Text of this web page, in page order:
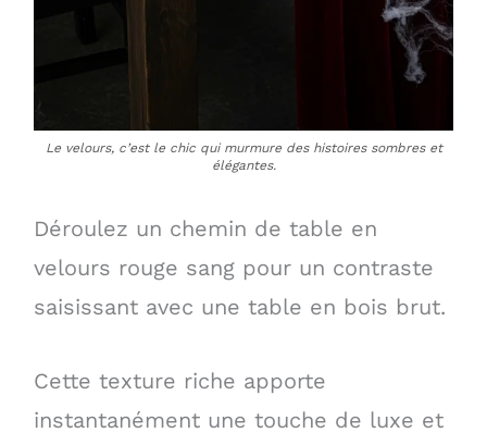
Le velours, c’est le chic qui murmure des histoires sombres et
élégantes.
Déroulez un chemin de table en
velours rouge sang pour un contraste
saisissant avec une table en bois brut.
Cette texture riche apporte
instantanément une touche de luxe et